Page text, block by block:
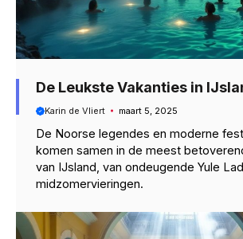
De Leukste Vakanties in
Karin de Vliert maart 5, 2025
De Noorse legendes en moderne
komen samen in de meest
van IJsland, van ondeugende Yule
midzomervieringen.